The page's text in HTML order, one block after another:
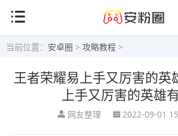
当前位置： 安卓圈 > 攻略教程 >
王者荣耀易上手又厉害的英
上手又厉害的英雄
网友整理 2022-09-01